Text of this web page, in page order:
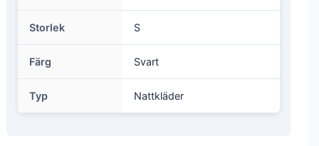
Storlek S
Färg Svart
Typ Nattkläder